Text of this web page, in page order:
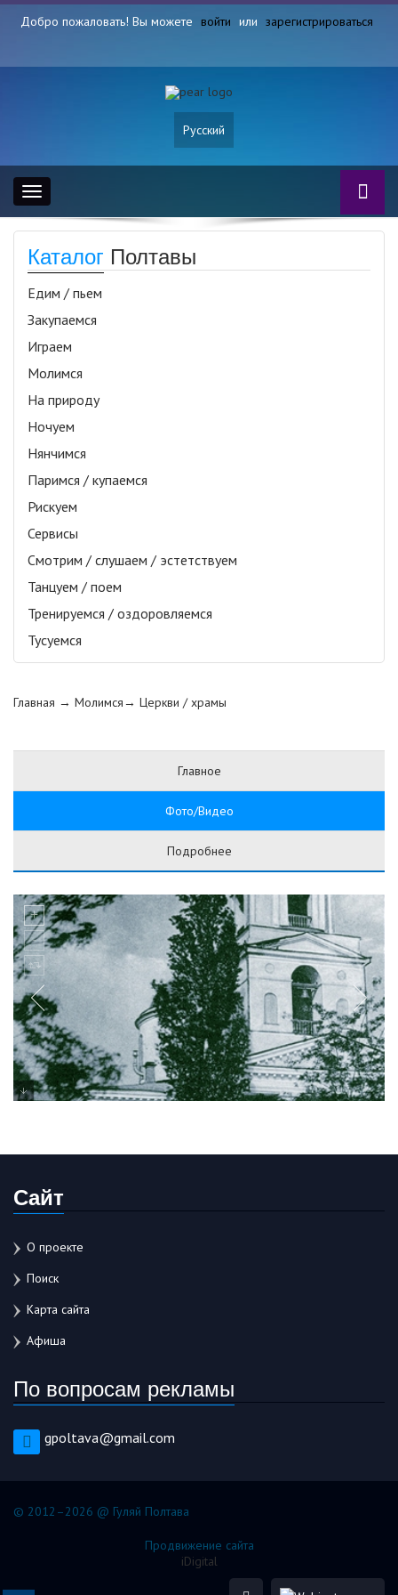
Добро пожаловать! Вы можете войти или зарегистрироваться
Русский
Toggle
navigation
Каталог Полтавы
Едим / пьем
Закупаемся
Играем
Молимся
На природу
Ночуем
Нянчимся
Паримся / купаемся
Рискуем
Сервисы
Смотрим / слушаем / эстетствуем
Танцуем / поем
Тренируемся / оздоровляемся
Тусуемся
Главная → Молимся→ Церкви / храмы
Главное
Фото/Видео
Подробнее
Сайт
О проекте
Поиск
Карта сайта
Афиша
По вопросам рекламы
gpoltava@gmail.com
© 2012–2026 @ Гуляй Полтава
Продвижение сайта
iDigital